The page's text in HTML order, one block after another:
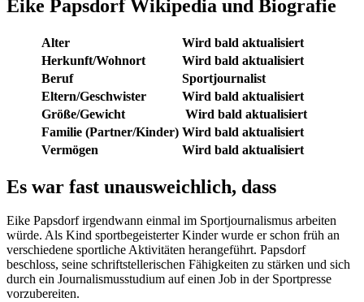
Eike Papsdorf Wikipedia und Biografie
Alter
Wird bald aktualisiert
Herkunft/Wohnort
Wird bald aktualisiert
Beruf
Sportjournalist
Eltern/Geschwister
Wird bald aktualisiert
Größe/Gewicht
Wird bald aktualisiert
Familie (Partner/Kinder) Wird bald aktualisiert
Vermögen
Wird bald aktualisiert
Es war fast unausweichlich, dass
Eike Papsdorf irgendwann einmal im Sportjournalismus arbeiten
würde. Als Kind sportbegeisterter Kinder wurde er schon früh an
verschiedene sportliche Aktivitäten herangeführt. Papsdorf
beschloss, seine schriftstellerischen Fähigkeiten zu stärken und sich
durch ein Journalismusstudium auf einen Job in der Sportpresse
vorzubereiten.